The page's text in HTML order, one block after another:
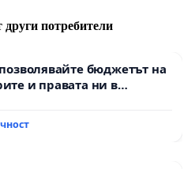
потребители
бюджетът на
и правата ни в